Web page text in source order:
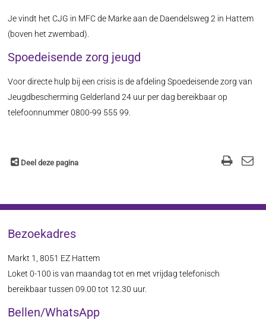
Je vindt het CJG in MFC de Marke aan de Daendelsweg 2 in Hattem
(boven het zwembad).
Spoedeisende zorg jeugd
Voor directe hulp bij een crisis is de afdeling Spoedeisende zorg van
Jeugdbescherming Gelderland 24 uur per dag bereikbaar op
telefoonnummer 0800-99 555 99.
Deel deze pagina
Bezoekadres
Markt 1, 8051 EZ Hattem
Loket 0-100 is van maandag tot en met vrijdag telefonisch
bereikbaar tussen 09.00 tot 12.30 uur.
Bellen/WhatsApp